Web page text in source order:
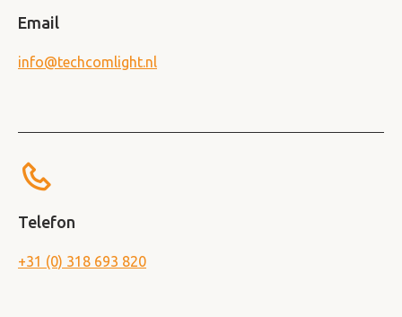
Email
info@techcomlight.nl
Telefon
+31 (0) 318 693 820